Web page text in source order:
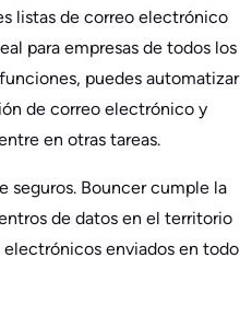
listas de correo electrónico
para empresas de todos los
puedes automatizar
de correo electrónico y
en otras tareas.
seguros. Bouncer cumple la
de datos en el territorio
electrónicos enviados en todo